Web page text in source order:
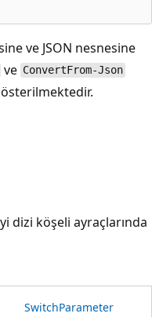
ve JSON nesnesine
ve ConvertFrom-Json
dizi köşeli ayraçlarında
SwitchParameter